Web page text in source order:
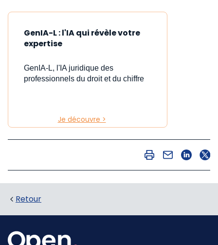
GenIA-L : l'IA qui révèle votre
expertise
GenIA-L, l'IA juridique des
professionnels du droit et du chiffre
Je découvre >
Retour